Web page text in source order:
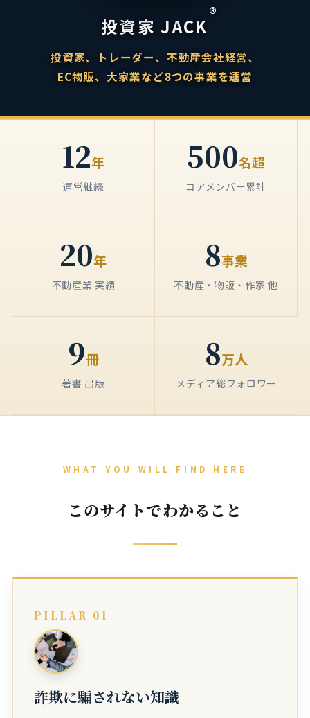
投資家 JACK
®
投資家、トレーダー、不動産会社経営、
EC物販、大家業など8つの事業を運営
12年
運営継続
500名超
コアメンバー累計
20年
不動産業 実績
8事業
不動産・物販・作家 他
9冊
著書 出版
8万人
メディア総フォロワー
WHAT YOU WILL FIND HERE
このサイトでわかること
PILLAR 01
詐欺に騙されない知識